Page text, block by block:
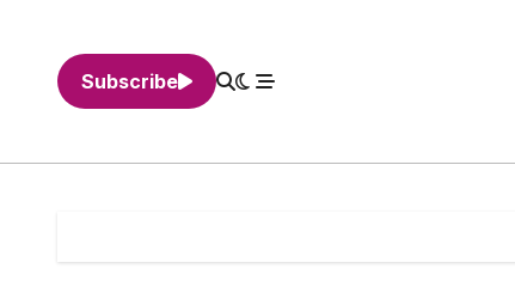
Subscribe